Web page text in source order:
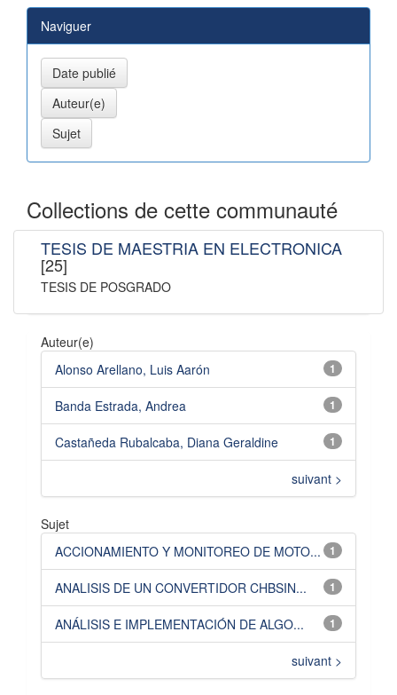
Naviguer
Collections de cette communauté
TESIS DE MAESTRIA EN ELECTRONICA
[25]
TESIS DE POSGRADO
Auteur(e)
1
Alonso Arellano, Luis Aarón
1
Banda Estrada, Andrea
1
Castañeda Rubalcaba, Diana Geraldine
suivant >
Sujet
1
ACCIONAMIENTO Y MONITOREO DE MOTO...
1
ANALISIS DE UN CONVERTIDOR CHBSIN...
1
ANÁLISIS E IMPLEMENTACIÓN DE ALGO...
suivant >